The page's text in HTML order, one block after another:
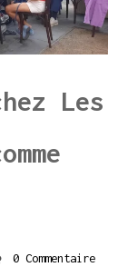
Les
0 Commentaire